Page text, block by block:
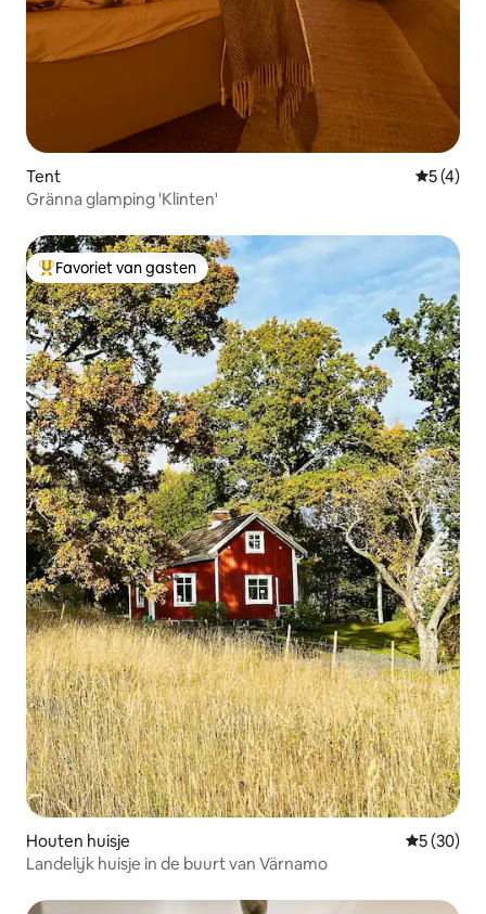
Tent
5 (4)
Gränna glamping 'Klinten'
Topfavoriet van gasten
Favoriet van gasten
Houten huisje
5 (30)
Landelijk huisje in de buurt van Värnamo